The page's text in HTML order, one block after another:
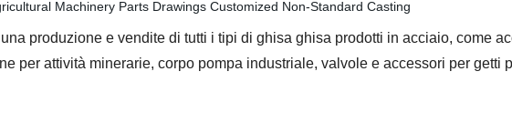
produzione e vendite di tutti i tipi di ghisa ghisa prodotti in acciaio, come
per attività minerarie, corpo pompa industriale, valvole e accessori per getti